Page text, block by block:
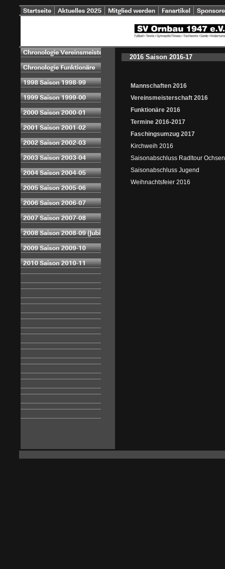
2016 Saison 2016-17
Mannschaften 2016
Vereinsmeisterschaft 2016
Funktionäre 2016
Termine 2016-2017
Faschingsumzug 2017
Kirchweih 2016
Saisonabschluss Radltour
Saisonabschluss Jugend
Weihnachtsfeier 2016